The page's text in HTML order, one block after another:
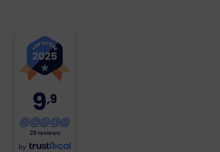
9,9
29 reviews
by